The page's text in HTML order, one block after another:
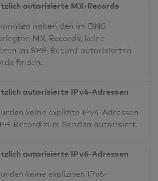
autorisierte MX-Records
neben den im DNS
MX-Records, keine
im SPF-Record autorisierten
finden.
autorisierte IPv4-Adressen
keine explizite IPv4-Adressen
Record zum Senden autorisiert.
autorisierte IPv6-Adressen
keine expliziten IPv6-